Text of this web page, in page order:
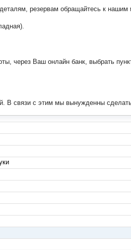
резервам обращайтесь к нашим
через Ваш онлайн банк, выбрать
В связи с этим мы вынужденны